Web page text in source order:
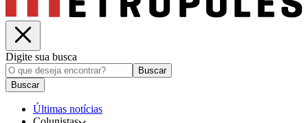
Digite sua busca
Buscar
Buscar
Últimas notícias